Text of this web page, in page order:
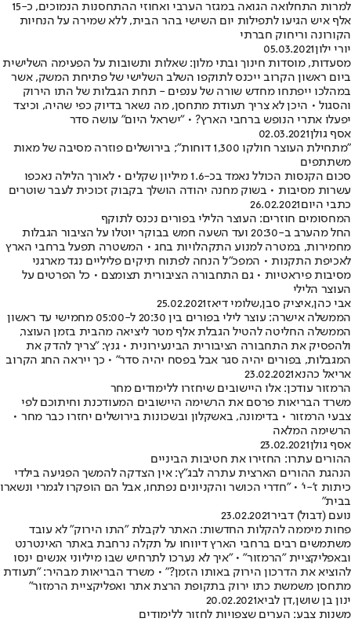
למרות התחלואה הגואה במגזר הערבי ואחוזי ההתחסנות הנמוכים, כ-15
אלף איש הגיעו לתפילות יום השישי בהר הבית, ללא שמירה על הנחיות
הקורונה וריחוק חברתי
יורי ילון05.03.2021
מסעדות, מוסדות חינוך ובתי מלון: שאלות ותשובות על הפעימה השלישית
ביום ראשון הקרוב ייכנס לתוקפו השלב השלישי של פתיחת המשק, אשר
במהלכו ייפתחו מחדש שורה של ענפים - תחת הגבלות של התו הירוק
והסגול • היכן לא צריך תעודת מתחסן, מה נשאר בדיוק כפי שהיה, וכיצד
יפעלו אתרי הנופש ברחבי הארץ? • "ישראל היום" עושה סדר
אסף גולן02.03.2021
"מתחילת העוצר חולקו 1,300 דוחות"; בירושלים פוזרה מסיבה של מאות
משתתפים
סכום הקנסות הכולל נאמד בכ-1.6 מיליון שקלים • לאורך הלילה נאכפו
עשרות מסיבות • בשוק מחנה יהודה הושלך בקבוק זכוכית לעבר שוטרים
כתבי היום26.02.2021
המחסומים חוזרים: העוצר הלילי בפורים נכנס לתוקף
החל מהערב ב-20:30 ועד השעה חמש בבוקר יוטלו על הציבור הגבלות
מחמירות, במטרה למנוע התקהלויות בחג • המשטרה תפעל ברחבי הארץ
לאכיפת התקנות • המפכ"ל הנחה לפתוח תיקים פליליים נגד מארגני
מסיבות פיראטיות • גם התחבורה הציבורית תצומצם • כל הפרטים על
העוצר הלילי
אבי כהן,איציק סבן,שלומי דיאז25.02.2021
הממשלה אישרה: עוצר לילי בפורים בין 20:30 ל-05:00 מחמישי עד ראשון
הממשלה החליטה להטיל הגבלת אלף מטר ליציאה מהבית בזמן העוצר,
ולהפסיק את התחבורה הציבורית הבינעירונית • גנץ: "צריך להדק את
המגבלות, בפורים יהיה סגר אבל בפסח יהיה סדר" • כך ייראה החג הקרוב
אריאל כהנא23.02.2021
הרמזור עודכן: אלו היישובים שיחזרו ללימודים מחר
משרד הבריאות פרסם את הרשימה היישובים המעודכנת וחיתוכם לפי
צבעי הרמזור • בדימונה, באשקלון ובשכונות בירושלים יחזרו כבר מחר •
הרשימה המלאה
אסף גולן23.02.2021
ההורים עתרו: החזירו את חטיבות הביניים
הנהגת ההורים הארצית עתרה לבג"ץ: אין הצדקה להמשך הפגיעה בילדי
כיתות ז'-י' • "חדרי הכושר והקניונים נפתחו, אבל הם הופקרו לגמרי ונשארו
בבית"
נועם (דבול) דביר23.02.2021
פחות מיממה להקלות החדשות: האתר לקבלת "התו הירוק" לא עובד
משתמשים רבים ברחבי הארץ דיווחו על תקלה נרחבת באתר האינטרנט
ובאפליקציית "הרמזור" • "איך לא נערכו לתרחיש שבו מיליוני אנשים ינסו
להוציא את הדרכון הירוק באותו הזמן?" • משרד הבריאות מבהיר: "תעודת
מתחסן משמשת כתו ירוק בתקופת הרצת אתר ואפליקציית הרמזור"
ינון בן שושן,דן לביא20.02.2021
משנות צבע: הערים שצפויות לחזור ללימודים